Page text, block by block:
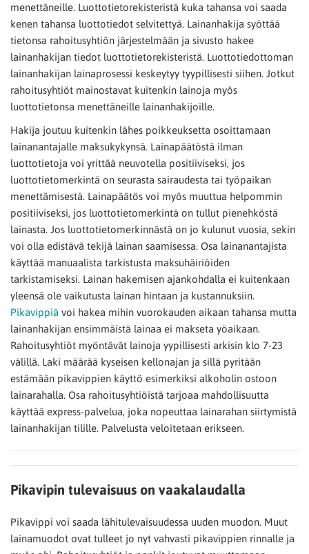
menettäneille. Luottotietorekisteristä kuka tahansa voi saada
kenen tahansa luottotiedot selvitettyä. Lainanhakija syöttää
tietonsa rahoitusyhtiön järjestelmään ja sivusto hakee
lainanhakijan tiedot luottotietorekisteristä. Luottotiedottoman
lainanhakijan lainaprosessi keskeytyy tyypillisesti siihen. Jotkut
rahoitusyhtiöt mainostavat kuitenkin lainoja myös
luottotietonsa menettäneille lainanhakijoille.
Hakija joutuu kuitenkin lähes poikkeuksetta osoittamaan
lainanantajalle maksukykynsä. Lainapäätöstä ilman
luottotietoja voi yrittää neuvotella positiiviseksi, jos
luottotietomerkintä on seurasta sairaudesta tai työpaikan
menettämisestä. Lainapäätös voi myös muuttua helpommin
positiiviseksi, jos luottotietomerkintä on tullut pienehköstä
lainasta. Jos luottotietomerkinnästä on jo kulunut vuosia, sekin
voi olla edistävä tekijä lainan saamisessa. Osa lainanantajista
käyttää manuaalista tarkistusta maksuhäiriöiden
tarkistamiseksi. Lainan hakemisen ajankohdalla ei kuitenkaan
yleensä ole vaikutusta lainan hintaan ja kustannuksiin.
Pikavippiä voi hakea mihin vuorokauden aikaan tahansa mutta
lainanhakijan ensimmäistä lainaa ei makseta yöaikaan.
Rahoitusyhtiöt myöntävät lainoja yypillisesti arkisin klo 7-23
välillä. Laki määrää kyseisen kellonajan ja sillä pyritään
estämään pikavippien käyttö esimerkiksi alkoholin ostoon
lainarahalla. Osa rahoitusyhtiöistä tarjoaa mahdollisuutta
käyttää express-palvelua, joka nopeuttaa lainarahan siirtymistä
lainanhakijan tilille. Palvelusta veloitetaan erikseen.
Pikavipin tulevaisuus on vaakalaudalla
Pikavippi voi saada lähitulevaisuudessa uuden muodon. Muut
lainamuodot ovat tulleet jo nyt vahvasti pikavippien rinnalle ja